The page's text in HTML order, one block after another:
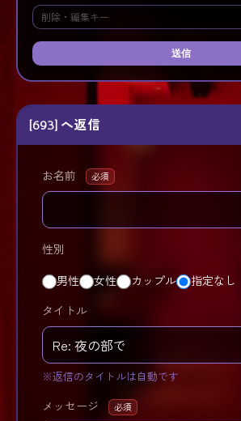
送信
[693] へ返信
お名前 必須
性別
男性 女性 カップル 指定なし
タイトル
※返信のタイトルは自動です
メッセージ 必須